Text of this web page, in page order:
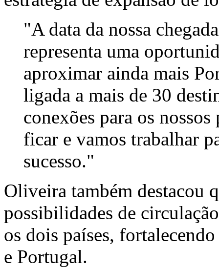
"A data da nossa
representa uma
aproximar ainda mais
ligada a mais de 30
conexões para os
ficar e vamos trabalhar
sucesso."
Oliveira também destacou
possibilidades de
os dois países,
e Portugal.